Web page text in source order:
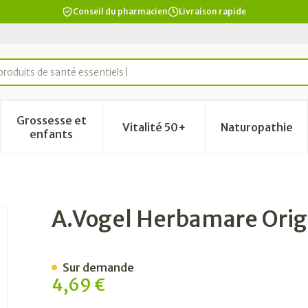
Conseil du pharmacien Livraison rapide
de santé essentiels
Beauté, soins et hygiène
sous-menu pour la catégorie Régime, alimentation &
Grossesse et
enfantsAfficher le sous-menu pour la catégorie
Vitalité 50+Afficher le sous-menu pour
Naturopathie
Afficher
250gA.Vogel Herbamare
4,69 €
Sur demande